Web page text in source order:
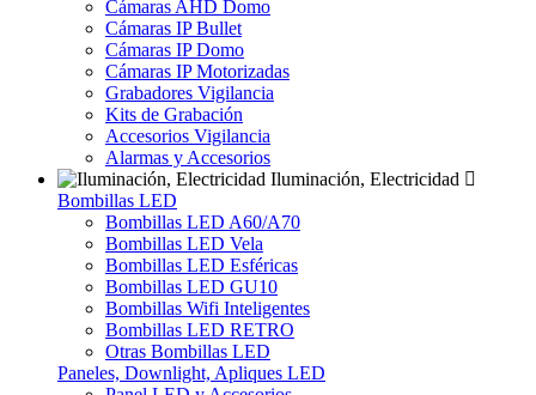
Cámaras AHD Domo
Cámaras IP Bullet
Cámaras IP Domo
Cámaras IP Motorizadas
Grabadores Vigilancia
Kits de Grabación
Accesorios Vigilancia
Alarmas y Accesorios
Iluminación, Electricidad
Bombillas LED
Bombillas LED A60/A70
Bombillas LED Vela
Bombillas LED Esféricas
Bombillas LED GU10
Bombillas Wifi Inteligentes
Bombillas LED RETRO
Otras Bombillas LED
Paneles, Downlight, Apliques LED